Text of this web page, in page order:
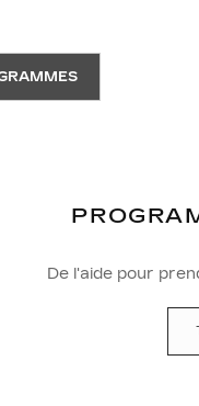
De l'aide pour